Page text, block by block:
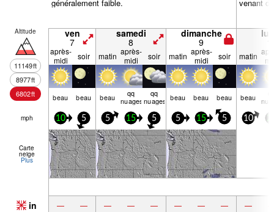
généralement faible. venant
Altitude
11149ft
8977ft
6802ft
ven
7
samedi
8
dimanche
9
après-
midi
soir matin après-
midi
soir matin après-
midi
soir matin
beau beau beau qq
nuages
qq
nuages beau beau beau beau
mph 10 5 5 15 5 5 15 5 10
Carte
neige
Plus
in — — — — — — — — —